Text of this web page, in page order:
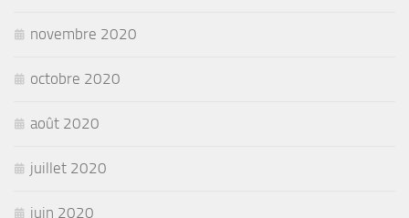
novembre 2020
octobre 2020
août 2020
juillet 2020
juin 2020